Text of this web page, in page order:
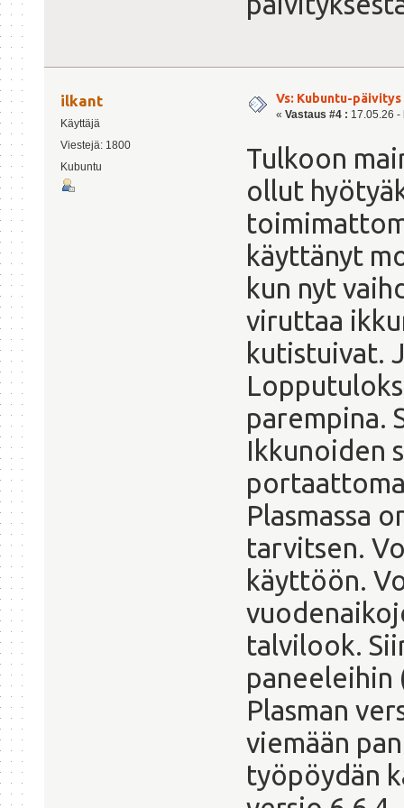
ilkant
Käyttäjä
Viestejä: 1800
Kubuntu
Vs: Kubuntu-päivitys
« Vastaus #4 : 17.05.26 -
Tulkoon
ollut
käyttänyt
kun nyt
viruttaa
kutistuivat.
parempina.
Ikkunoiden
Plasmassa
tarvitsen.
käyttöön.
talvilook.
paneeleihin
Plasman
viemään
työpöydän